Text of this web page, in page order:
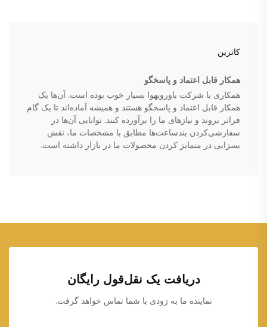
کاترین
همکار قابل اعتماد و پاسخگو
همکاری با شرکت باورویهوا بسیار خوب بوده است. آن‌ها یک
همکار قابل اعتماد و پاسخگو هستند و همیشه آماده‌اند تا یک گام
فراتر بروند و نیازهای ما را برآورده کنند. توانایی آن‌ها در
سفارشی‌کردن بندساعت‌ها مطابق با مشخصات ما، نقش
بسزایی در متمایز کردن محصولات ما در بازار داشته است.
دریافت یک نقل‌قول رایگان
نماینده ما به زودی با شما تماس خواهد گرفت.